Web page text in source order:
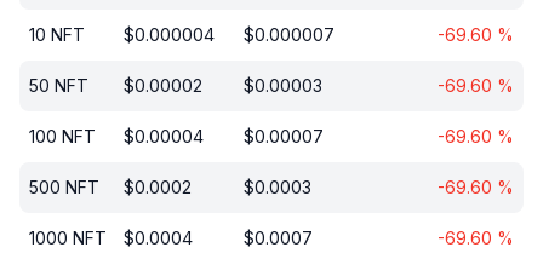
10 NFT $0.000004 $0.000007 -69.60 %
50 NFT $0.00002 $0.00003 -69.60 %
100 NFT $0.00004 $0.00007 -69.60 %
500 NFT $0.0002 $0.0003 -69.60 %
1000 NFT $0.0004 $0.0007 -69.60 %